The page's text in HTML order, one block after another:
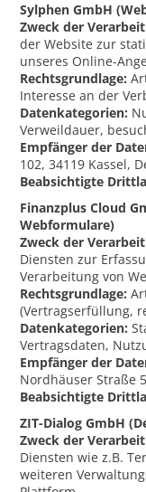
Sylphen GmbH
Zweck der
der Website zur
unseres Online-
Rechtsgrundlage:
Interesse an der
Datenkategorien:
Verweildauer,
Empfänger der
102, 34119 Kassel,
Beabsichtigte
Finanzplus Cloud
Webformulare)
Zweck der
Diensten zur
Verarbeitung von
Rechtsgrundlage:
(Vertragserfüllung,
Datenkategorien:
Vertragsdaten,
Empfänger der
Nordhäuser Straße
Beabsichtigte
ZIT-Dialog GmbH
Zweck der
Diensten wie z.B.
weiteren